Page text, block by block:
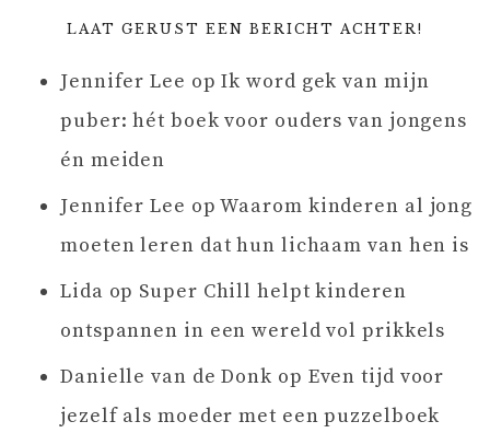
LAAT GERUST EEN BERICHT ACHTER!
Jennifer Lee opIk word gek van mijn
puber: hét boek voor ouders van jongens
én meiden
Jennifer Lee opWaarom kinderen al jong
moeten leren dat hun lichaam van hen is
Lida op Super Chill helpt kinderen
ontspannen in een wereld vol prikkels
Danielle van de Donk op Even tijd voor
jezelf als moeder met een puzzelboek